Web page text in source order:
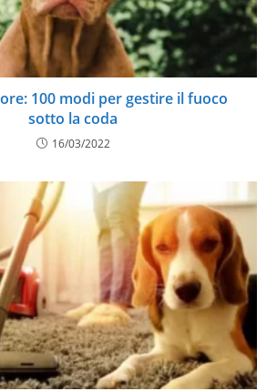
100 modi per gestire il fuoco
sotto la coda
16/03/2022